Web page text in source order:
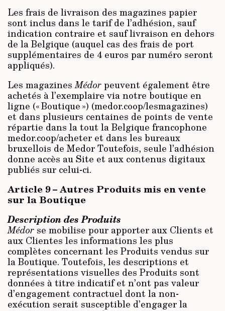
Les frais de livraison des magazines papier
sont inclus dans le tarif de l’adhésion, sauf
indication contraire et sauf livraison en dehors
de la Belgique (auquel cas des frais de port
supplémentaires de 4 euros par numéro seront
appliqués).
Les magazinesMédorpeuvent également être
achetés à l’exemplaire via notre boutique en
ligne (« Boutique ») (medor.coop/lesmagazines)
et dans plusieurs centaines de points de vente
répartie dans la tout la Belgique francophone
medor.coop/acheter et dans les bureaux
bruxellois de Medor Toutefois, seule l’adhésion
donne accès au Site et aux contenus digitaux
publiés sur celui-ci.
Article 9 –Autres Produits mis en vente
sur la Boutique
Description des Produits
Médor se mobilise pour apporter aux Clients et
aux Clientes les informations les plus
complètes concernant les Produits vendus sur
la Boutique. Toutefois, les descriptions et
représentations visuelles des Produits sont
données à titre indicatif et n’ont pas valeur
d’engagement contractuel dont la non-
exécution serait susceptible d’engager la